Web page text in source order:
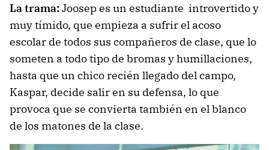
La trama:Joosep es un estudiante introvertido y
muy tímido, que empieza a sufrir el acoso
escolar de todos sus compañeros de clase, que lo
someten a todo tipo de bromas y humillaciones,
hasta que un chico recién llegado del campo,
Kaspar, decide salir en su defensa, lo que
provoca que se convierta también en el blanco
de los matones de la clase.